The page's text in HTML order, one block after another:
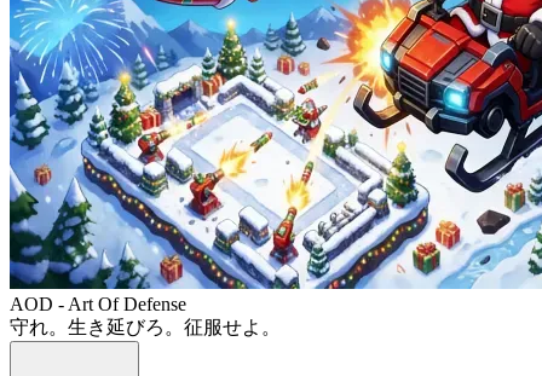
AOD - Art Of Defense
守れ。生き延びろ。征服せよ。